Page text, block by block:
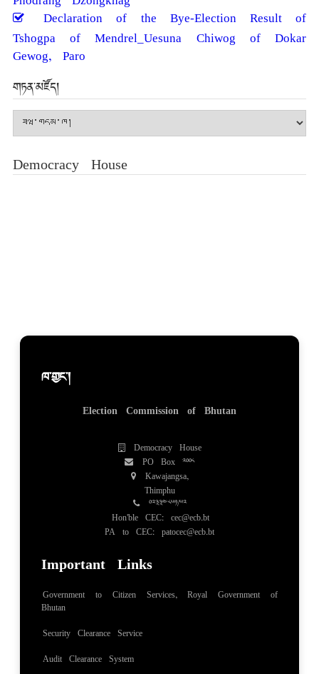
Declaration of the Bye-Election Result of
Tshogpa of Mendrel_Uesuna Chiwog of Dokar
Gewog, Paro
གཏན་མཛོད།
Democracy House
ཁ་གྱང་།
Election Commission of Bhutan
Democracy House
PO Box 2008
Kawajangsa,
Thimphu
02334851/52
Hon'ble CEC: cec@ecb.bt
PA to CEC: patocec@ecb.bt
Important Links
Government to Citizen Services, Royal Government of
Bhutan
Security Clearance Service
Audit Clearance System